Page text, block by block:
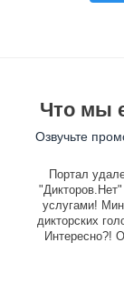
Что мы
Озвучьте
Портал
услугами!
дикторских
Интересно?!